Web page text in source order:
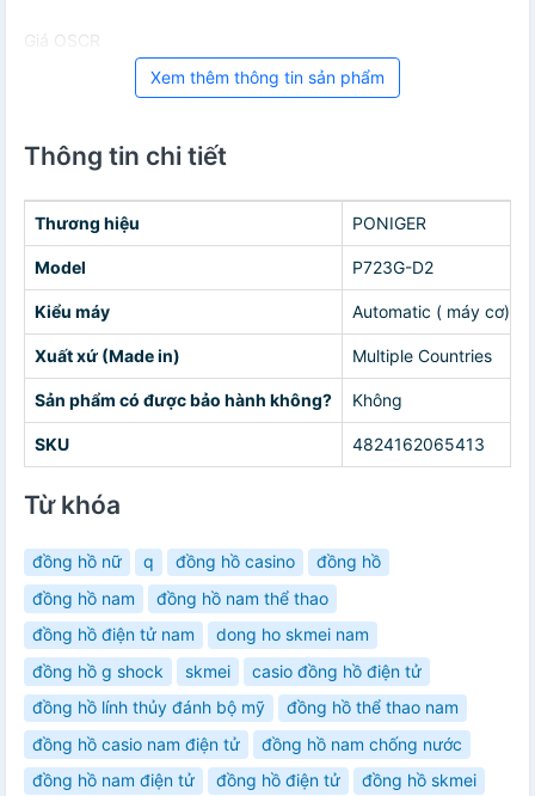
Giá OSCR
Xem thêm thông tin sản phẩm
Thông tin chi tiết
Thương hiệu PONIGER
Model P723G-D2
Kiểu máy Automatic ( máy cơ)
Xuất xứ (Made in) Multiple Countries
Sản phẩm có được bảo hành không? Không
SKU 4824162065413
Từ khóa
đồng hồ nữ q đồng hồ casino
đồng hồ
đồng hồ nam
đồng hồ nam thể thao
đồng hồ điện tử nam
dong ho skmei nam
đồng hồ g shock
skmei
casio đồng hồ điện tử
đồng hồ lính thủy đánh bộ mỹ
đồng hồ thể thao nam
đồng hồ casio nam điện tử
đồng hồ nam chống nước
đồng hồ nam điện tử
đồng hồ điện tử
đồng hồ skmei